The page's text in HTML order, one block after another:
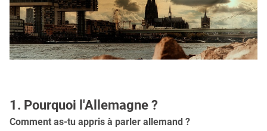
1. Pourquoi l'Allemagne ?
Comment as-tu appris à parler allemand ?